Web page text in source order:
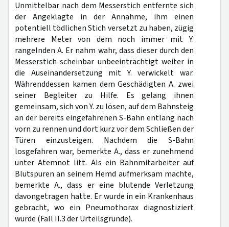
Unmittelbar nach dem Messerstich entfernte sich
der Angeklagte in der Annahme, ihm einen
potentiell tödlichen Stich versetzt zu haben, zügig
mehrere Meter von dem noch immer mit Y.
rangelnden A. Er nahm wahr, dass dieser durch den
Messerstich scheinbar unbeeinträchtigt weiter in
die Auseinandersetzung mit Y. verwickelt war.
Währenddessen kamen dem Geschädigten A. zwei
seiner Begleiter zu Hilfe. Es gelang ihnen
gemeinsam, sich von Y. zu lösen, auf dem Bahnsteig
an der bereits eingefahrenen S-Bahn entlang nach
vorn zu rennen und dort kurz vor dem Schließen der
Türen einzusteigen. Nachdem die S-Bahn
losgefahren war, bemerkte A., dass er zunehmend
unter Atemnot litt. Als ein Bahnmitarbeiter auf
Blutspuren an seinem Hemd aufmerksam machte,
bemerkte A., dass er eine blutende Verletzung
davongetragen hatte. Er wurde in ein Krankenhaus
gebracht, wo ein Pneumothorax diagnostiziert
wurde (Fall II.3 der Urteilsgründe).